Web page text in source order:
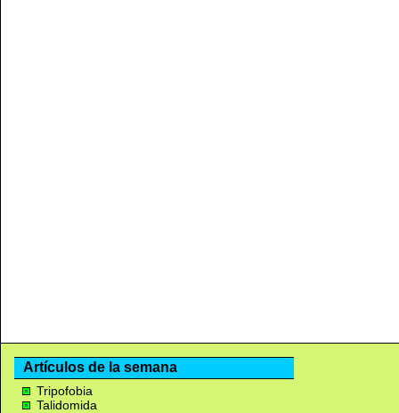
Artículos de la semana
Tripofobia
Talidomida